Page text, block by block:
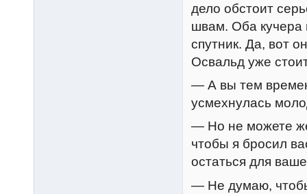
дело обстоит
швам. Оба кучера
спутник. Да, вот
Освальд уже
— А вы тем
усмехнулась
— Но не можете
чтобы я бросил
остаться для
— Не думаю,